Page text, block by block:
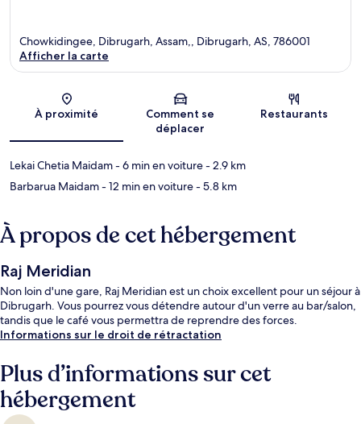
Carte
Chowkidingee, Dibrugarh, Assam,, Dibrugarh, AS, 786001
Afficher la carte
À proximité
Comment se
déplacer
Restaurants
Lekai Chetia Maidam- 6 min en voiture- 2.9 km
Barbarua Maidam- 12 min en voiture- 5.8 km
À propos de cet hébergement
Raj Meridian
Non loin d'une gare, Raj Meridian est un choix excellent pour un séjour à
Dibrugarh. Vous pourrez vous détendre autour d'un verre au bar/salon,
tandis que le café vous permettra de reprendre des forces.
Informations sur le droit de rétractation
Plus d’informations sur cet
hébergement